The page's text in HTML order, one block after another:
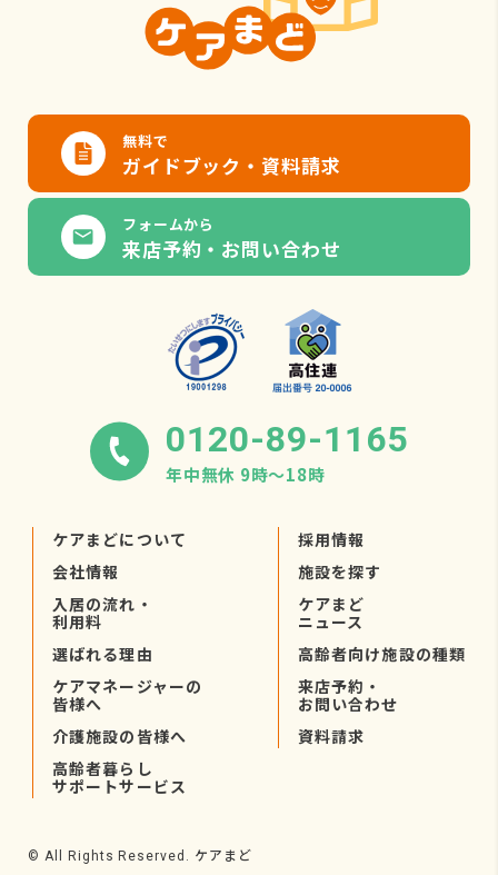
無料で
ガイドブック・資料請求
フォームから
来店予約・お問い合わせ
0120-89-1165
年中無休 9時〜18時
ケアまどについて
会社情報
入居の流れ・
利用料
選ばれる理由
ケアマネージャーの
皆様へ
介護施設の皆様へ
高齢者暮らし
サポートサービス
採用情報
施設を探す
ケアまど
ニュース
高齢者向け施設の種類
来店予約・
お問い合わせ
資料請求
© All Rights Reserved. ケアまど